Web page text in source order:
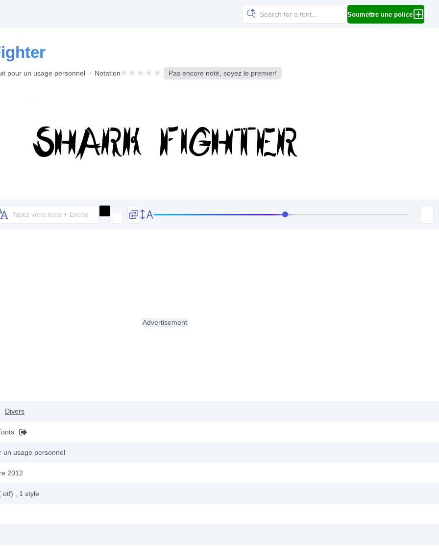
Soumettre une police
pour un usage personnel Notation Pas encore noté, soyez le premier!
Divers
un usage personnel
2012
, 1 style
Advertisement